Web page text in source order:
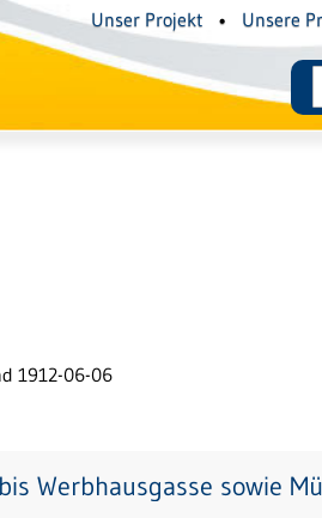
Unser Projekt • Unsere
1912-06-06
Werbhausgasse sowie